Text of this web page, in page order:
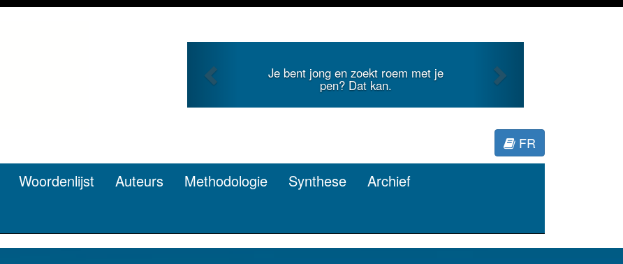
zoekt roem met je
Dat kan.
Je duidt internationale literatuur voor
Minerva.
FR
Woordenlijst Auteurs Methodologie Synthese
Archief